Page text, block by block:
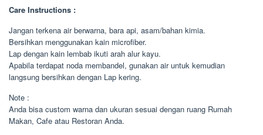
Care Instructions :
Jangan terkena air berwarna, bara api, asam/bahan kimia.
Bersihkan menggunakan kain microfiber.
Lap dengan kain lembab ikuti arah alur kayu.
Apabila terdapat noda membandel, gunakan air untuk kemudian
langsung bersihkan dengan Lap kering.
Note :
Anda bisa custom warna dan ukuran sesuai dengan ruang Rumah
Makan, Cafe atau Restoran Anda.